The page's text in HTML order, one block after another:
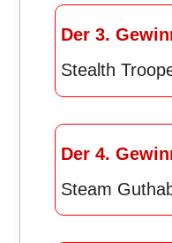
Der 3.
Stealth
Der 4.
Steam